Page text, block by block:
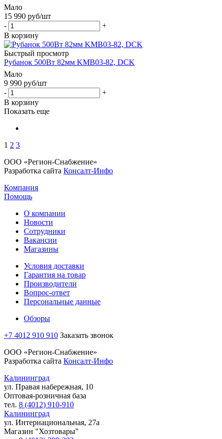
Мало
15 990 руб/шт
-
+
В корзину
Быстрый просмотр
Рубанок 500Вт 82мм KMB03-82, DCK
Мало
9 990 руб/шт
-
+
В корзину
Показать еще
1 2 3
ООО «Регион-Снабжение»
Разработка сайта Консалт-Инфо
Компания
Помощь
О компании
Новости
Сотрудники
Вакансии
Магазины
Условия доставки
Гарантия на товар
Производители
Вопрос-ответ
Персональные данные
Обзоры
+7 4012 910 910 Заказать звонок
ООО «Регион-Снабжение»
Разработка сайта Консалт-Инфо
Калининград
ул. Правая набережная, 10
Оптовая-розничная база
тел. 8 (4012) 910-910
Калининград
ул. Интернациональная, 27а
Магазин "Хозтовары"